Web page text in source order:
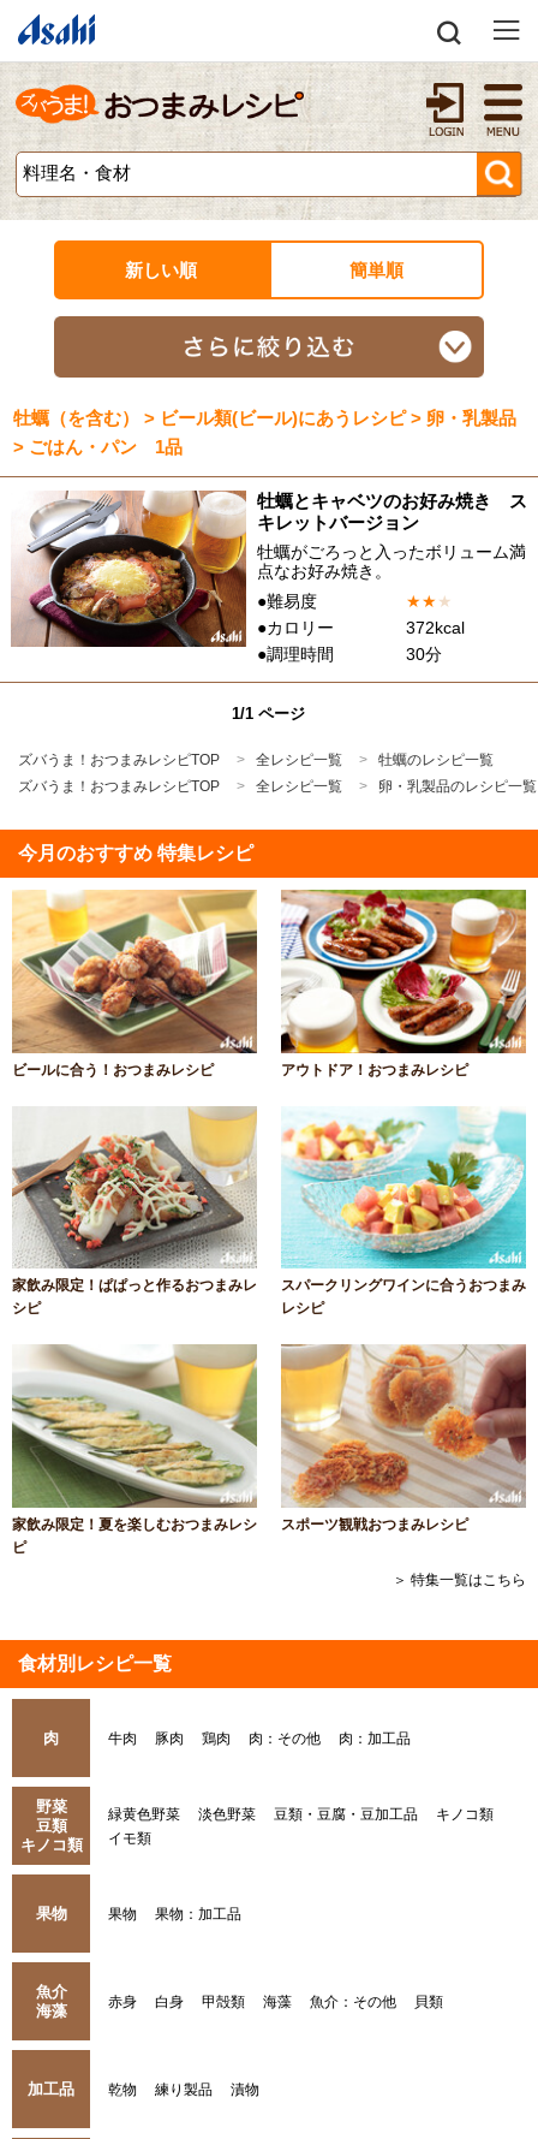
新しい順 簡単順
牡蠣（を含む） > ビール類(ビール)にあうレシピ > 卵・乳製品
> ごはん・パン 1品
牡蠣とキャベツのお好み焼き ス
キレットバージョン
牡蠣がごろっと入ったボリューム満
点なお好み焼き。
●難易度
★★★
●カロリー
372kcal
●調理時間
30分
1/1 ページ
ズバうま！おつまみレシピTOP 全レシピ一覧
牡蠣のレシピ一覧
ズバうま！おつまみレシピTOP
全レシピ一覧 卵・乳製品のレシピ一覧
今月のおすすめ 特集レシピ
ビールに合う！おつまみレシピ アウトドア！おつまみレシピ
家飲み限定！ぱぱっと作るおつまみレ
シピ
スパークリングワインに合うおつまみ
レシピ
家飲み限定！夏を楽しむおつまみレシ
ピ
スポーツ観戦おつまみレシピ
＞ 特集一覧はこちら
食材別レシピ一覧
肉 牛肉 豚肉 鶏肉 肉：その他 肉：加工品
野菜
豆類
キノコ類
緑黄色野菜 淡色野菜 豆類・豆腐・豆加工品
キノコ類
イモ類
果物 果物 果物：加工品
魚介
海藻
赤身 白身 甲殻類 海藻 魚介：その他 貝類
加工品 乾物 練り製品 漬物